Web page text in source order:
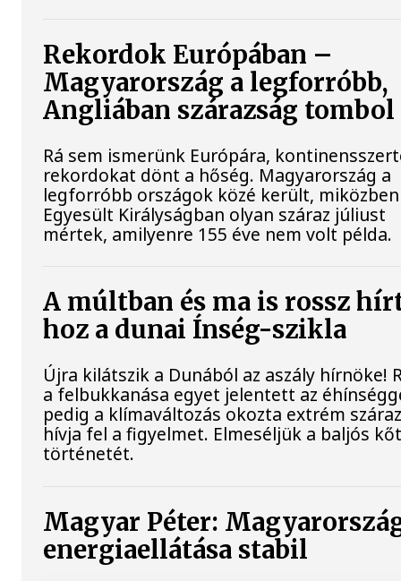
Rekordok Európában –
Magyarország a legforróbb,
Angliában szárazság tombol
Rá sem ismerünk Európára,
rekordokat dönt a hőség. Magyarország a
legforróbb országok közé került,
Egyesült Királyságban olyan száraz júliust
mértek, amilyenre 155 éve nem volt példa.
A múltban és ma is rossz
hoz a dunai Ínség-szikla
Újra kilátszik a Dunából az aszály hírnöke!
a felbukkanása egyet jelentett az
pedig a klímaváltozás okozta extrém
hívja fel a figyelmet. Elmeséljük a baljós
történetét.
Magyar Péter:
energiaellátása stabil